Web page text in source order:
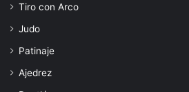
Tiro con Arco
Judo
Patinaje
Ajedrez